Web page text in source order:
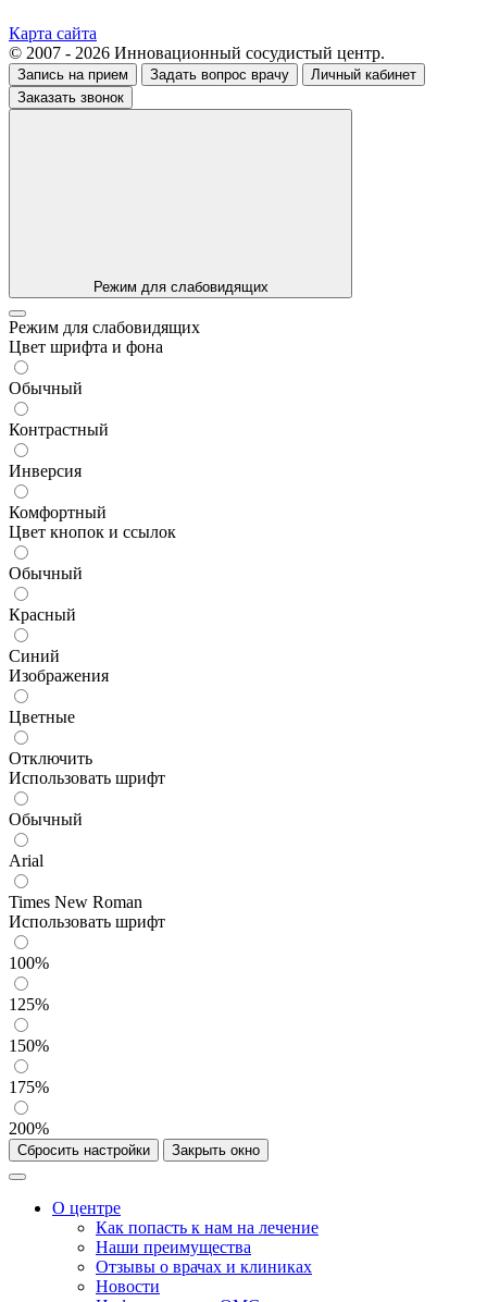
Карта сайта
© 2007 - 2026 Инновационный сосудистый центр.
Запись на прием Задать вопрос врачу
Личный кабинет
Заказать звонок
Режим для слабовидящих
Режим для слабовидящих
Цвет шрифта и фона
Обычный
Контрастный
Инверсия
Комфортный
Цвет кнопок и ссылок
Обычный
Красный
Синий
Изображения
Цветные
Отключить
Использовать шрифт
Обычный
Arial
Times New Roman
Использовать шрифт
100%
125%
150%
175%
200%
Сбросить настройки Закрыть окно
О центре
Как попасть к нам на лечение
Наши преимущества
Отзывы о врачах и клиниках
Новости